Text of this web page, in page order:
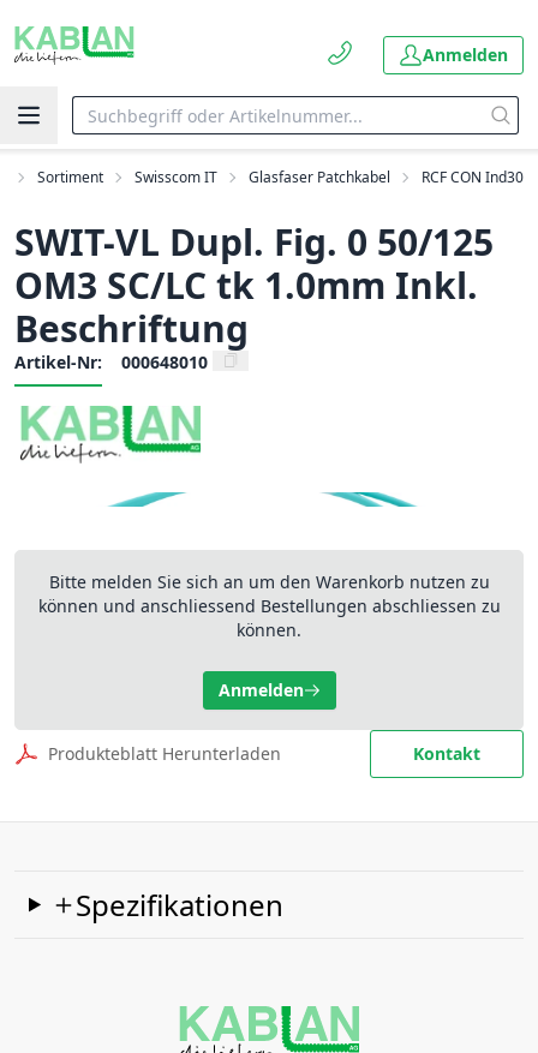
Anmelden
Sortiment Swisscom IT Glasfaser Patchkabel RCF CON Ind30
SWIT-VL Dupl. Fig. 0 50/125
OM3 SC/LC tk 1.0mm Inkl.
Beschriftung
Artikel-Nr: 000648010
Bitte melden Sie sich an um den Warenkorb nutzen zu
können und anschliessend Bestellungen abschliessen zu
können.
Anmelden
Produkteblatt Herunterladen Kontakt
Spezifikationen